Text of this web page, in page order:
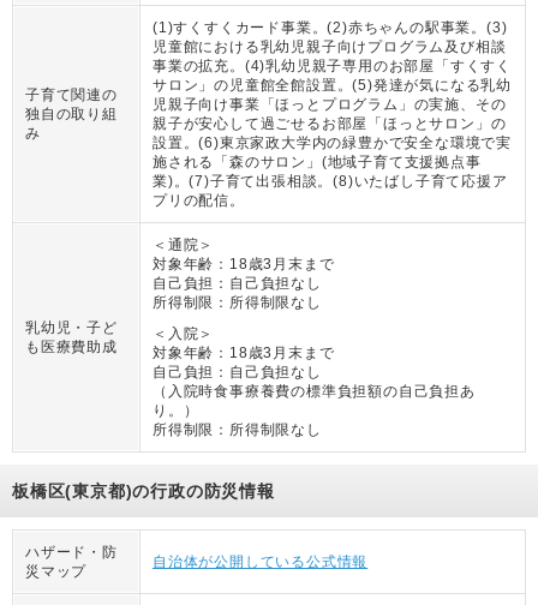
子育て関連の
独自の取り組
み
(1)すくすくカード事業。(2)赤ちゃんの駅事業。(3)
児童館における乳幼児親子向けプログラム及び相談
事業の拡充。(4)乳幼児親子専用のお部屋「すくすく
サロン」の児童館全館設置。(5)発達が気になる乳幼
児親子向け事業「ほっとプログラム」の実施、その
親子が安心して過ごせるお部屋「ほっとサロン」の
設置。(6)東京家政大学内の緑豊かで安全な環境で実
施される「森のサロン」(地域子育て支援拠点事
業)。(7)子育て出張相談。(8)いたばし子育て応援ア
プリの配信。
乳幼児・子ど
も医療費助成
＜通院＞
対象年齢： 18歳3月末まで
自己負担： 自己負担なし
所得制限： 所得制限なし
＜入院＞
対象年齢： 18歳3月末まで
自己負担： 自己負担なし
（ 入院時食事療養費の標準負担額の自己負担あ
り。
）
所得制限： 所得制限なし
板橋区(東京都)の行政の防災情報
ハザード・防
災マップ
自治体が公開している公式情報